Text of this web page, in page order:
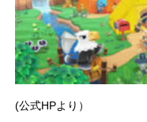
(公式HPより）